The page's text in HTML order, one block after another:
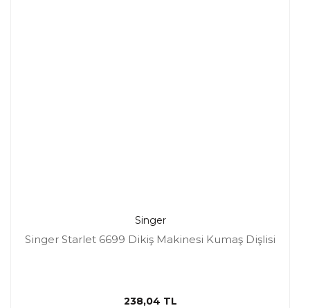
Singer
Singer Starlet 6699 Dikiş Makinesi Kumaş Dişlisi
238,04 TL